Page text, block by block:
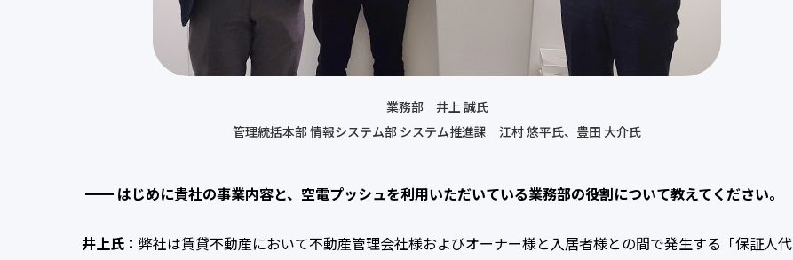
業務部 井上 誠氏
管理統括本部 情報システム部 システム推進課 江村 悠平氏、豊田 大介氏
はじめに貴社の事業内容と、空電プッシュを利用いただいている業務部の役割について教えてください。
井上氏： 弊社は賃貸不動産において不動産管理会社様およびオーナー様と入居者様との間で発生する「保証人代